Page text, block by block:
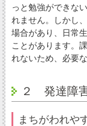
っと勉強ができな
れません。しかし
場合があり、日常
ことがあります。
れないため、必要
２ 発達障
まちがわれや